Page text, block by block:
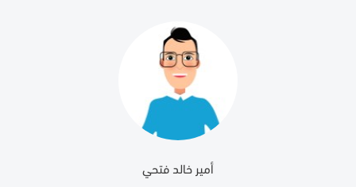
أمير خالد فتحي